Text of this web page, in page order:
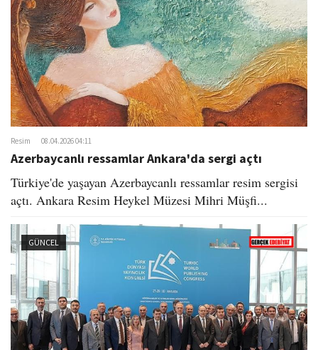
Resim 08.04.2026 04:11
Azerbaycanlı ressamlar Ankara'da sergi açtı
Türkiye'de yaşayan Azerbaycanlı ressamlar resim sergisi
açtı. Ankara Resim Heykel Müzesi Mihri Müşfi...
GÜNCEL